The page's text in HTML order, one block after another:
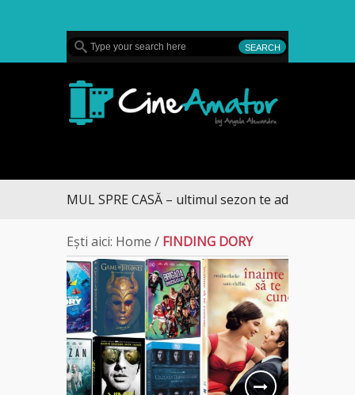
DRUMUL SPRE CASĂ – ultimul sezon te aduce la DIVA
Ești aici: Home / FINDING DORY